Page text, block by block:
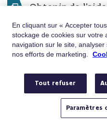
Obtenir de l'aide
Vous ne trouvez pas
Contactez-nous
Du lundi
Avez-
En cliquant sur « Accepter
stockage de cookies sur votre
navigation sur le site,
nos efforts de marketing.
Tout refuser
Paramètres